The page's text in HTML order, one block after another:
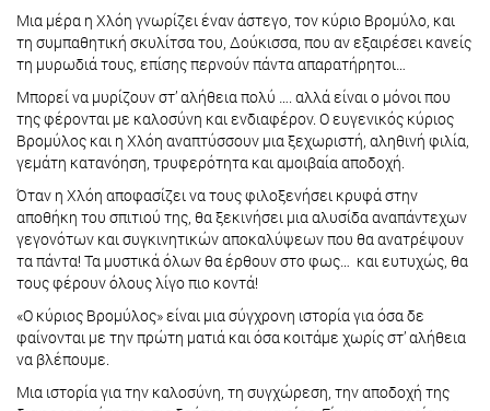
Μια μέρα η Χλόη γνωρίζει έναν άστεγο, τον κύριο Βρομύλο, και
τη συμπαθητική σκυλίτσα του, Δούκισσα, που αν εξαιρέσει κανείς
τη μυρωδιά τους, επίσης περνούν πάντα απαρατήρητοι…
Μπορεί να μυρίζουν στ’ αλήθεια πολύ …. αλλά είναι ο μόνοι που
της φέρονται με καλοσύνη και ενδιαφέρον. Ο ευγενικός κύριος
Βρομύλος και η Χλόη αναπτύσσουν μια ξεχωριστή, αληθινή φιλία,
γεμάτη κατανόηση, τρυφερότητα και αμοιβαία αποδοχή.
Όταν η Χλόη αποφασίζει να τους φιλοξενήσει κρυφά στην
αποθήκη του σπιτιού της, θα ξεκινήσει μια αλυσίδα αναπάντεχων
γεγονότων και συγκινητικών αποκαλύψεων που θα ανατρέψουν
τα πάντα! Τα μυστικά όλων θα έρθουν στο φως… και ευτυχώς, θα
τους φέρουν όλους λίγο πιο κοντά!
«O κύριος Βρομύλος» είναι μια σύγχρονη ιστορία για όσα δε
φαίνονται με την πρώτη ματιά και όσα κοιτάμε χωρίς στ’ αλήθεια
να βλέπουμε.
Μια ιστορία για την καλοσύνη, τη συγχώρεση, την αποδοχή της